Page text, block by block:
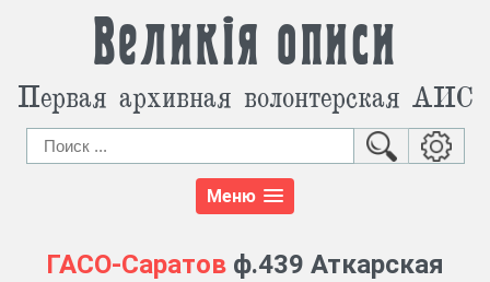
Великія описи
Первая архивная волонтерская АИС
Меню
ГАСО-Саратов ф.439 Аткарская